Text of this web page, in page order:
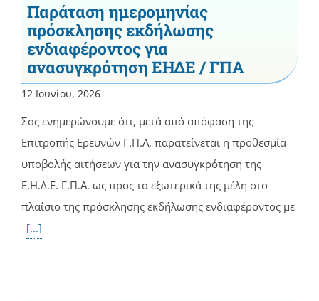
Παράταση ημερομηνίας
πρόσκλησης εκδήλωσης
ενδιαφέροντος για
ανασυγκρότηση ΕΗΔΕ / ΓΠΑ
12 Ιουνίου, 2026
Σας ενημερώνουμε ότι, μετά από απόφαση της
Επιτροπής Ερευνών Γ.Π.Α, παρατείνεται η προθεσμία
υποβολής αιτήσεων για την ανασυγκρότηση της
Ε.Η.Δ.Ε. Γ.Π.Α. ως προς τα εξωτερικά της μέλη στο
πλαίσιο της πρόσκλησης εκδήλωσης ενδιαφέροντος με
[...]